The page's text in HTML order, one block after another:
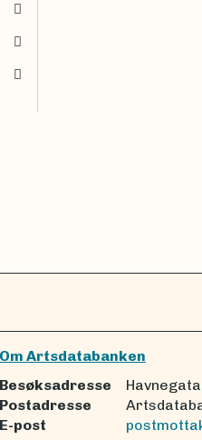
Om Artsdatabanken
Besøksadresse
Postadresse
E-post